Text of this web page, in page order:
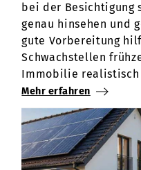
Straße
Hausnummer
PLZ
bei der Besichtigung
genau hinsehen und
gute Vorbereitung
Schwachstellen
Immobilie realistisch
Mehr erfahren